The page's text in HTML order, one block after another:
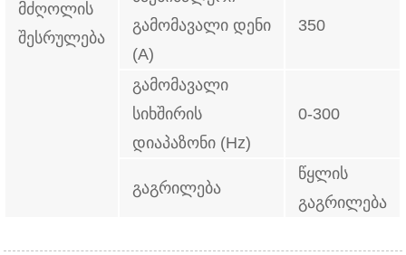
მძღოლის
შესრულება
გამომავალი დენი
(A)
350
გამომავალი
სიხშირის
დიაპაზონი (Hz)
0-300
გაგრილება
წყლის
გაგრილება